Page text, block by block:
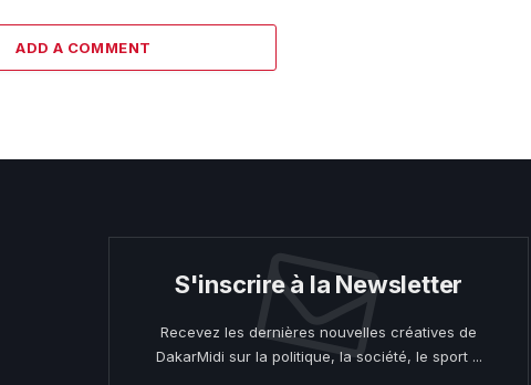
ADD A COMMENT
S'inscrire à la Newsletter
Recevez les dernières nouvelles créatives de
DakarMidi sur la politique, la société, le sport ...